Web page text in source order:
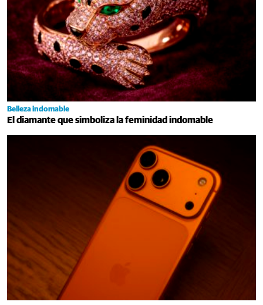
Belleza indomable
El diamante que simboliza la feminidad indomable